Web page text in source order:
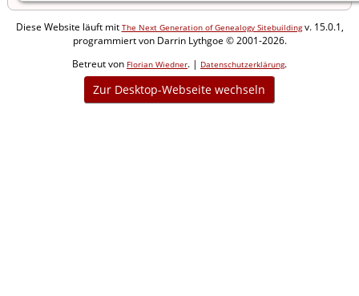
Diese Website läuft mit The Next Generation of Genealogy Sitebuildingv. 15.0.1,
programmiert von Darrin Lythgoe © 2001-2026.
Betreut von Florian Wiedner. | Datenschutzerklärung.
Zur Desktop-Webseite wechseln